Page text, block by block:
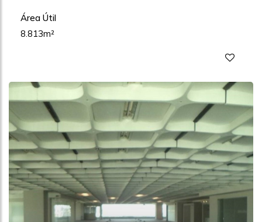
Área Útil
8.813m²